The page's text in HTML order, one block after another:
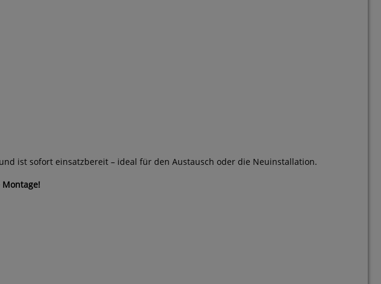
und ist sofort einsatzbereit – ideal für den Austausch oder die Neuinstallation.
Montage!